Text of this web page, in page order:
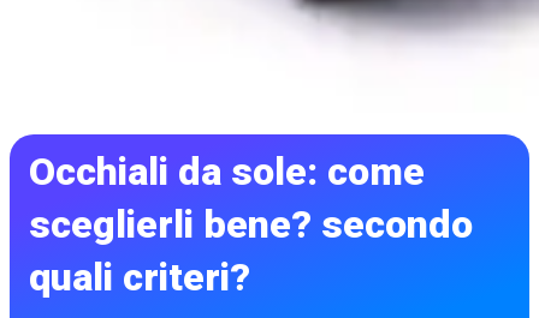
Occhiali da sole: come
sceglierli bene? secondo
quali criteri?